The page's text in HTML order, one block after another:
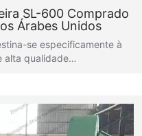
SL-600 Comprado
Árabes Unidos
se especificamente à
alta qualidade…